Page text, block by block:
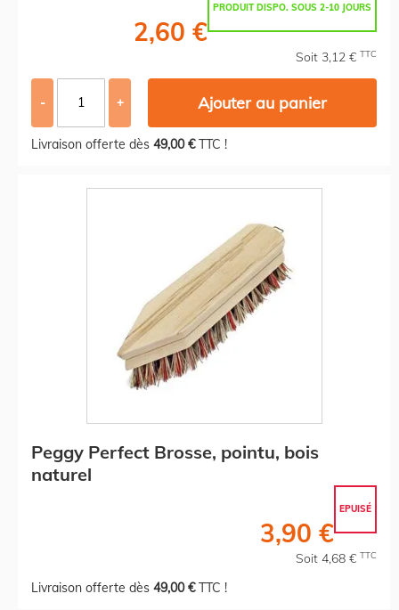
PRODUIT DISPO. SOUS 2-10 JOURS
2,60 €
Soit 3,12 € TTC
- + Ajouter au panier
Livraison offerte dès 49,00 €TTC !
Peggy Perfect Brosse, pointu, bois
naturel
EPUISÉ
3,90 €
Soit 4,68 € TTC
Livraison offerte dès 49,00 €TTC !